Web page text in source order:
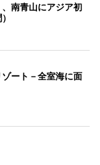
南青山にアジア初
ート－全室海に面